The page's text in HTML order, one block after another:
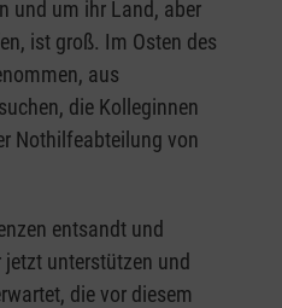
und um ihr Land, aber
ist groß. Im Osten des
aus
die Kolleginnen
Nothilfeabteilung von
entsandt und
unterstützen und
die vor diesem